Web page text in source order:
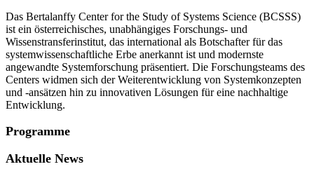
Das Bertalanffy Center for the Study of Systems Science (BCSSS)
ist ein österreichisches, unabhängiges Forschungs- und
Wissenstransferinstitut, das international als Botschafter für das
systemwissenschaftliche Erbe anerkannt ist und modernste
angewandte Systemforschung präsentiert. Die Forschungsteams des
Centers widmen sich der Weiterentwicklung von Systemkonzepten
und -ansätzen hin zu innovativen Lösungen für eine nachhaltige
Entwicklung.
Programme
Aktuelle News